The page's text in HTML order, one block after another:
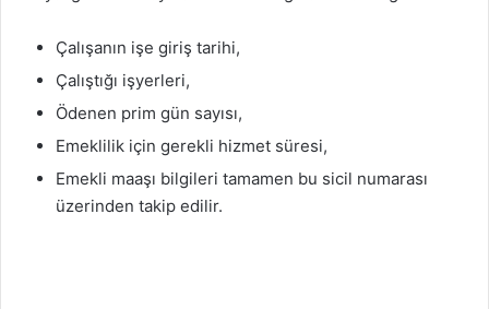
Çalışanın işe giriş tarihi,
Çalıştığı işyerleri,
Ödenen prim gün sayısı,
Emeklilik için gerekli hizmet süresi,
Emekli maaşı bilgileri tamamen bu sicil numarası
üzerinden takip edilir.